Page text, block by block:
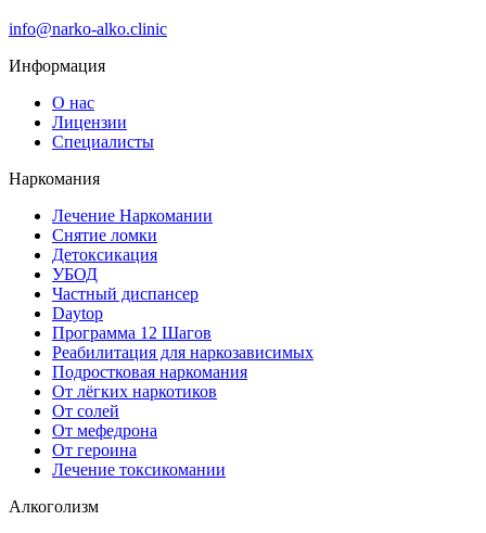
info@narko-alko.clinic
Информация
О нас
Лицензии
Специалисты
Наркомания
Лечение Наркомании
Снятие ломки
Детоксикация
УБОД
Частный диспансер
Daytop
Программа 12 Шагов
Реабилитация для наркозависимых
Подростковая наркомания
От лёгких наркотиков
От солей
От мефедрона
От героина
Лечение токсикомании
Алкоголизм